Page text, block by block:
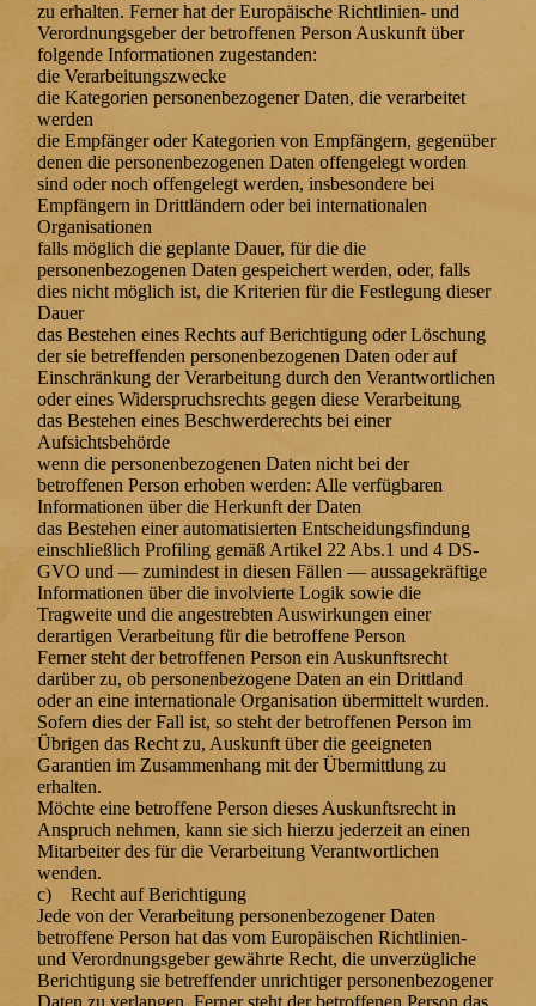
zu erhalten. Ferner hat der Europäische Richtlinien- und
Verordnungsgeber der betroffenen Person Auskunft über
folgende Informationen zugestanden:
die Verarbeitungszwecke
die Kategorien personenbezogener Daten, die verarbeitet
werden
die Empfänger oder Kategorien von Empfängern, gegenüber
denen die personenbezogenen Daten offengelegt worden
sind oder noch offengelegt werden, insbesondere bei
Empfängern in Drittländern oder bei internationalen
Organisationen
falls möglich die geplante Dauer, für die die
personenbezogenen Daten gespeichert werden, oder, falls
dies nicht möglich ist, die Kriterien für die Festlegung dieser
Dauer
das Bestehen eines Rechts auf Berichtigung oder Löschung
der sie betreffenden personenbezogenen Daten oder auf
Einschränkung der Verarbeitung durch den Verantwortlichen
oder eines Widerspruchsrechts gegen diese Verarbeitung
das Bestehen eines Beschwerderechts bei einer
Aufsichtsbehörde
wenn die personenbezogenen Daten nicht bei der
betroffenen Person erhoben werden: Alle verfügbaren
Informationen über die Herkunft der Daten
das Bestehen einer automatisierten Entscheidungsfindung
einschließlich Profiling gemäß Artikel 22 Abs.1 und 4 DS-
GVO und — zumindest in diesen Fällen — aussagekräftige
Informationen über die involvierte Logik sowie die
Tragweite und die angestrebten Auswirkungen einer
derartigen Verarbeitung für die betroffene Person
Ferner steht der betroffenen Person ein Auskunftsrecht
darüber zu, ob personenbezogene Daten an ein Drittland
oder an eine internationale Organisation übermittelt wurden.
Sofern dies der Fall ist, so steht der betroffenen Person im
Übrigen das Recht zu, Auskunft über die geeigneten
Garantien im Zusammenhang mit der Übermittlung zu
erhalten.
Möchte eine betroffene Person dieses Auskunftsrecht in
Anspruch nehmen, kann sie sich hierzu jederzeit an einen
Mitarbeiter des für die Verarbeitung Verantwortlichen
wenden.
c) Recht auf Berichtigung
Jede von der Verarbeitung personenbezogener Daten
betroffene Person hat das vom Europäischen Richtlinien-
und Verordnungsgeber gewährte Recht, die unverzügliche
Berichtigung sie betreffender unrichtiger personenbezogener